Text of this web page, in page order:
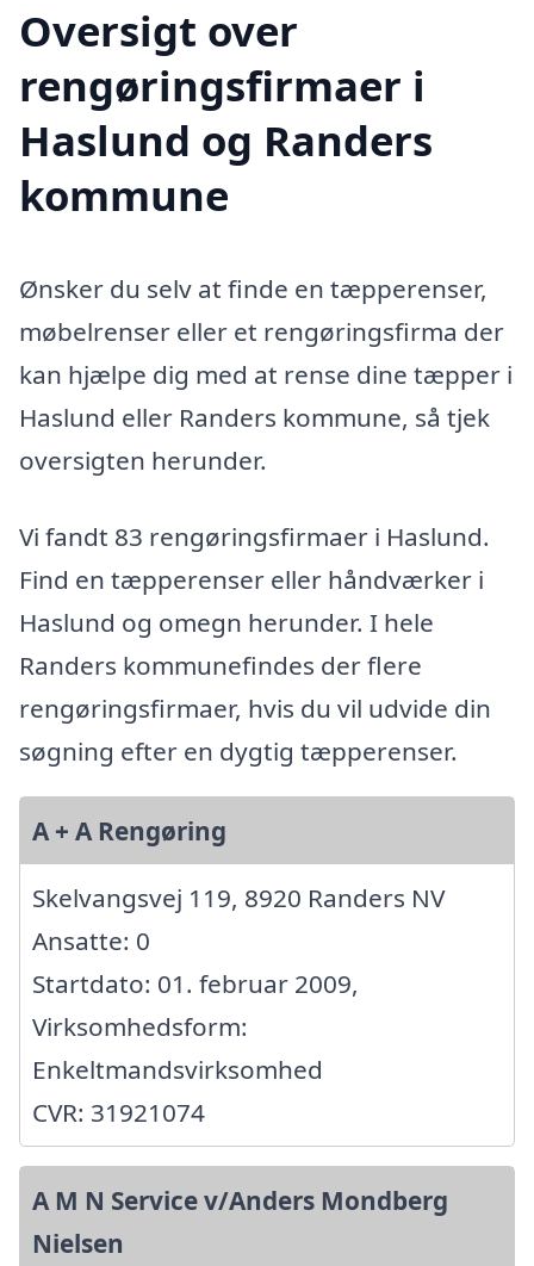
Oversigt over
rengøringsfirmaer i
Haslund og Randers
kommune
Ønsker du selv at finde en tæpperenser,
møbelrenser eller et rengøringsfirma der
kan hjælpe dig med at rense dine tæpper i
Haslund eller Randers kommune, så tjek
oversigten herunder.
Vi fandt 83 rengøringsfirmaer i Haslund.
Find en tæpperenser eller håndværker i
Haslund og omegn herunder. I hele
Randers kommunefindes der flere
rengøringsfirmaer, hvis du vil udvide din
søgning efter en dygtig tæpperenser.
A + A Rengøring
Skelvangsvej 119, 8920 Randers NV
Ansatte: 0
Startdato: 01. februar 2009,
Virksomhedsform:
Enkeltmandsvirksomhed
CVR: 31921074
A M N Service v/Anders Mondberg
Nielsen